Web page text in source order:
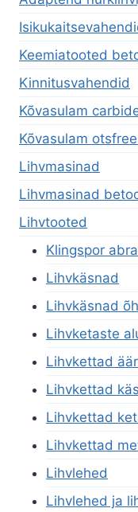
Keemiatooted
Kinnitusvahendid
Kõvasulam
Kõvasulam
Lihvmasinad
Lihvmasinad
Lihvtooted
Klingspor
Lihvkäsnad
Lihvkäsnad
Lihvketaste
Lihvkettad
Lihvkettad
Lihvkettad
Lihvkettad
Lihvlehed
Lihvlehed ja